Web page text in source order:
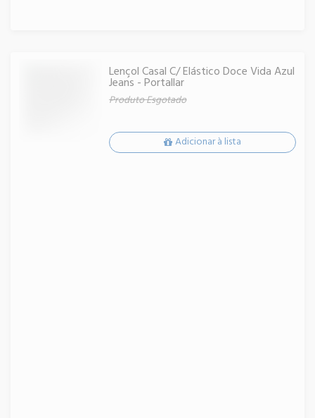
Lençol Casal C/ Elástico Doce Vida Azul
Jeans - Portallar
Produto Esgotado
Adicionar à lista